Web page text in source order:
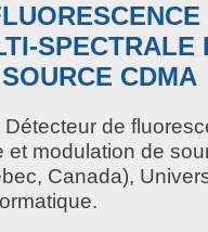
SPECTRALE
CDMA
Détecteur de
et modulation de
Canada),